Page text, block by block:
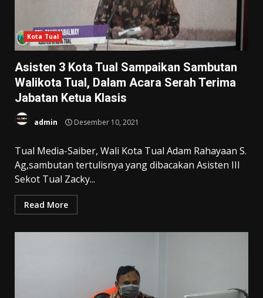
Kota Tual
Asisten 3 Kota Tual Sampaikan Sambutan
Walikota Tual, Dalam Acara Serah Terima
Jabatan Ketua Klasis
admin Desember 10, 2021
Tual Media-Saiber, Wali Kota Tual Adam Rahayaan S.
Ag,sambutan tertulisnya yang dibacakan Asisten III
Sekot Tual Zacky...
Read More